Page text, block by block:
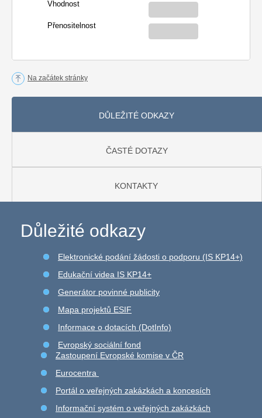
Vhodnost
Přenositelnost
Na začátek stránky
DŮLEŽITÉ ODKAZY
ČASTÉ DOTAZY
KONTAKTY
Důležité odkazy
Elektronické podání žádosti o podporu (IS KP14+)
Edukační videa IS KP14+
Generátor povinné publicity
Mapa projektů ESIF
Informace o dotacích (DotInfo)
Evropský sociální fond
Zastoupení Evropské komise v ČR
Eurocentra
Portál o veřejných zakázkách a koncesích
Informační systém o veřejných zakázkách